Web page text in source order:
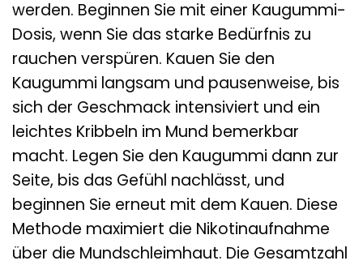
werden. Beginnen Sie mit einer Kaugummi-
Dosis, wenn Sie das starke Bedürfnis zu
rauchen verspüren. Kauen Sie den
Kaugummi langsam und pausenweise, bis
sich der Geschmack intensiviert und ein
leichtes Kribbeln im Mund bemerkbar
macht. Legen Sie den Kaugummi dann zur
Seite, bis das Gefühl nachlässt, und
beginnen Sie erneut mit dem Kauen. Diese
Methode maximiert die Nikotinaufnahme
über die Mundschleimhaut. Die Gesamtzahl